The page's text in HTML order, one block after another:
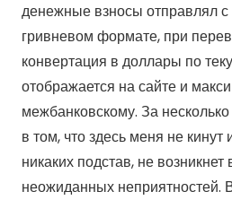
денежные взносы отправлял
гривневом формате, при
конвертация в доллары по
отображается на сайте и
межбанковскому. За
в том, что здесь меня не кинут
никаких подстав, не возникнет
неожиданных неприятностей.